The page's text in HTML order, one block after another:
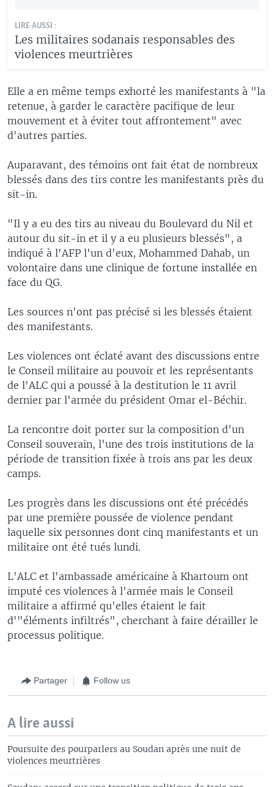
LIRE AUSSI :
Les militaires sodanais responsables des
violences meurtrières
Elle a en même temps exhorté les manifestants à "la
retenue, à garder le caractère pacifique de leur
mouvement et à éviter tout affrontement" avec
d'autres parties.
Auparavant, des témoins ont fait état de nombreux
blessés dans des tirs contre les manifestants près du
sit-in.
"Il y a eu des tirs au niveau du Boulevard du Nil et
autour du sit-in et il y a eu plusieurs blessés", a
indiqué à l'AFP l'un d'eux, Mohammed Dahab, un
volontaire dans une clinique de fortune installée en
face du QG.
Les sources n'ont pas précisé si les blessés étaient
des manifestants.
Les violences ont éclaté avant des discussions entre
le Conseil militaire au pouvoir et les représentants
de l'ALC qui a poussé à la destitution le 11 avril
dernier par l'armée du président Omar el-Béchir.
La rencontre doit porter sur la composition d'un
Conseil souverain, l'une des trois institutions de la
période de transition fixée à trois ans par les deux
camps.
Les progrès dans les discussions ont été précédés
par une première poussée de violence pendant
laquelle six personnes dont cinq manifestants et un
militaire ont été tués lundi.
L'ALC et l'ambassade américaine à Khartoum ont
imputé ces violences à l'armée mais le Conseil
militaire a affirmé qu'elles étaient le fait
d'"éléments infiltrés", cherchant à faire dérailler le
processus politique.
Partager Follow us
A lire aussi
Poursuite des pourparlers au Soudan après une nuit de
violences meurtrières